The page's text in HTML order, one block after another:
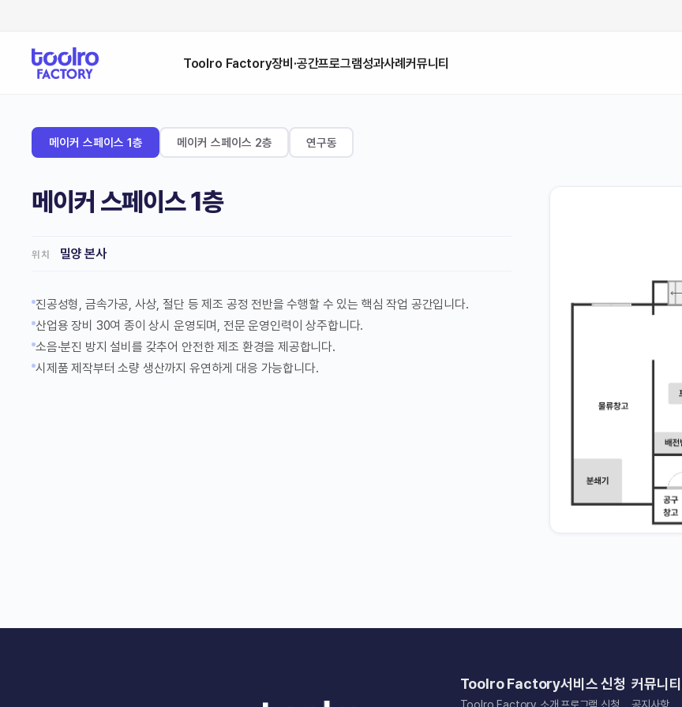
Toolro Factory장비·공간프로그램성과사례커뮤니티
메이커 스페이스 1층 메이커 스페이스 2층 연구동
메이커 스페이스 1층
위치 밀양 본사
진공성형, 금속가공, 사상, 절단 등 제조 공정 전반을 수행할 수 있는 핵심 작업 공간입니다.
산업용 장비 30여 종이 상시 운영되며, 전문 운영인력이 상주합니다.
소음·분진 방지 설비를 갖추어 안전한 제조 환경을 제공합니다.
시제품 제작부터 소량 생산까지 유연하게 대응 가능합니다.
Toolro Factory
Toolro Factory 소개
서비스 신청
프로그램 신청
커뮤니티
공지사항